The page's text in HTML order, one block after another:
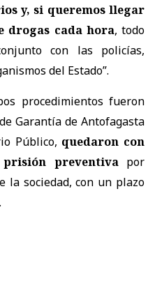
y, si queremos llegar
drogas cada hora, todo
con las policías,
del Estado”.
procedimientos fueron
Garantía de Antofagasta
Público, quedaron con
preventivapor
la sociedad, con un plazo